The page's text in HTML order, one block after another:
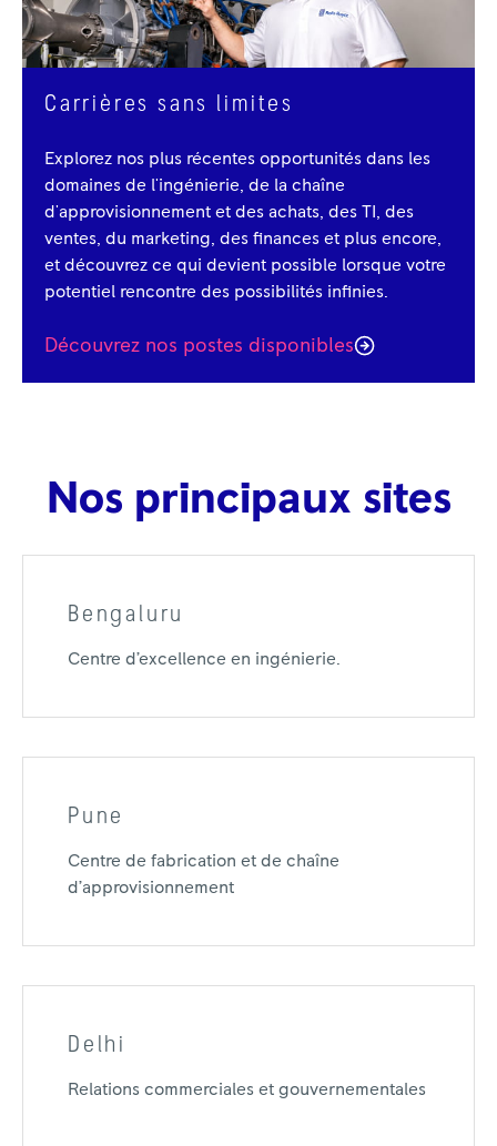
Carrières sans limites
Explorez nos plus récentes opportunités dans les
domaines de l'ingénierie, de la chaîne
d'approvisionnement et des achats, des TI, des
ventes, du marketing, des finances et plus encore,
et découvrez ce qui devient possible lorsque votre
potentiel rencontre des possibilités infinies.
Découvrez nos postes disponibles
Nos principaux sites
Bengaluru
Centre d’excellence en ingénierie.
Pune
Centre de fabrication et de chaîne
d’approvisionnement
Delhi
Relations commerciales et gouvernementales